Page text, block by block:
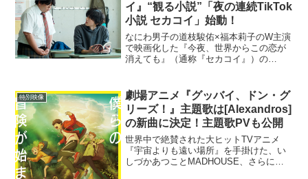
イ』“観る小説”「夜の連続TikTok
小説 セカコイ」始動！
なにわ男子の道枝駿佑×福本莉子のW主演
で映画化した『今夜、世界からこの恋が
消えても』（通称『セカコイ』）の
キング映像をふんだんに使用し、特別編
集した“観る小説”「...
特別映像
劇場アニメ『グッバイ、ドン・グ
リーズ！』主題歌は[Alexandros]
の新曲に決定！主題歌PVも公開
世界中で絶賛された大ヒットTVアニメ
『宇宙よりも遠い場所』を手掛けた、い
しづかあつことMADHOUSE、さらにキ